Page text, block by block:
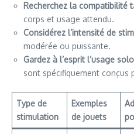
Recherchez la compatibilité
corps et usage attendu.
Considérez l’intensité de
modérée ou puissante.
Gardez à l’esprit l’usage
sont spécifiquement conçus
Type de
stimulation
Exemples
de jouets